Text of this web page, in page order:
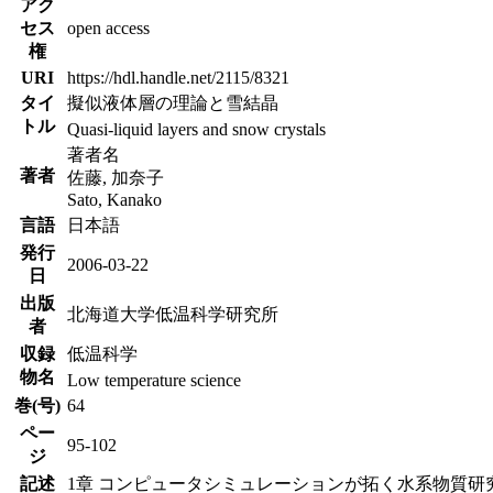
アク
セス
権
open access
URI
https://hdl.handle.net/2115/8321
タイ
トル
擬似液体層の理論と雪結晶
Quasi-liquid layers and snow crystals
著者
著者名
佐藤, 加奈子
Sato, Kanako
言語
日本語
発行
日
2006-03-22
出版
者
北海道大学低温科学研究所
収録
物名
低温科学
Low temperature science
巻(号) 64
ペー
ジ
95-102
記述 1章 コンピュータシミュレーションが拓く水系物質研